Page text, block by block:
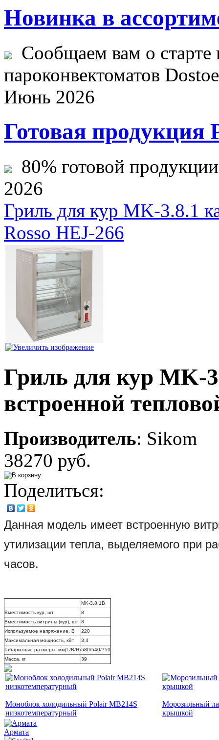
Новинка в
Сообщаем вам о старте
пароконвектоматов
Июнь 2026
Готовая продукция
80% готовой
2026
Гриль для кур MK-3.8.1
Rosso HEJ-266
Гриль для кур MK-
встроенной
Производитель: Sikom
38270 руб.
Поделиться:
Данная модель имеет встроенную
утилизации тепла, выделяемого при
часов.
MK-3.8.1В
Вместимость кур, шт.
8
Вместимость витрины (кур), шт 8
Используемое напряжение, В
220
Максимальная мощность, кВт
3,4
Габаритные размеры, мм(L/B/H)580/540/750
Масса, кг
39
Моноблок холодильный Polair MB214S
низкотемпературный
Морозильный
крышкой
Армата